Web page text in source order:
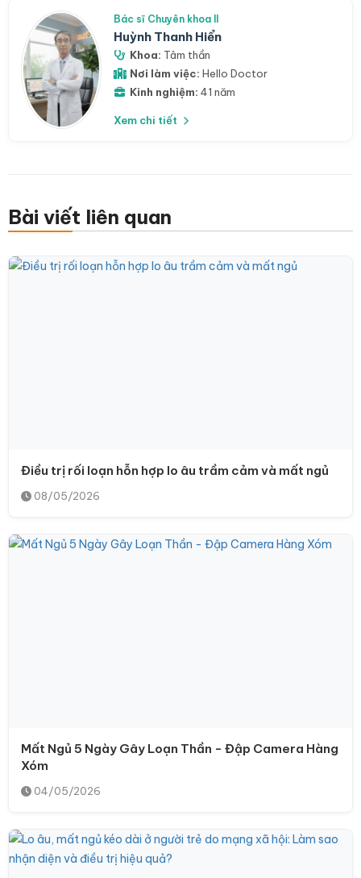
Bác sĩ Chuyên khoa II
Huỳnh Thanh Hiển
Khoa: Tâm thần
Nơi làm việc: Hello Doctor
Kinh nghiệm: 41 năm
Xem chi tiết
Bài viết liên quan
Điều trị rối loạn hỗn hợp lo âu trầm cảm và mất ngủ
08/05/2026
Mất Ngủ 5 Ngày Gây Loạn Thần - Đập Camera Hàng
Xóm
04/05/2026